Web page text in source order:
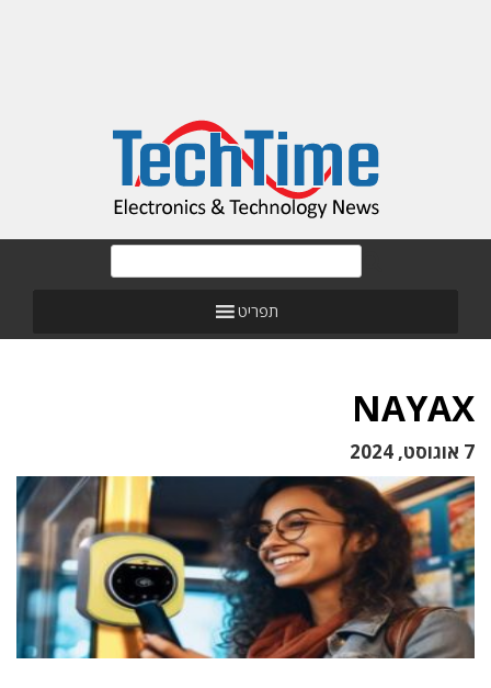
תפריט
NAYAX
7 אוגוסט, 2024